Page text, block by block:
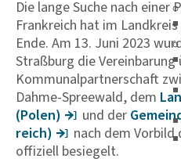
Die lange Suche nach einer
Frankreich hat im
Ende. Am 13. Juni 2023
Straßburg die
Kommunalpartnerschaft
Dahme-Spreewald, dem
(Polen)
und der
reich)
nach dem Vorbild
offiziell besiegelt.